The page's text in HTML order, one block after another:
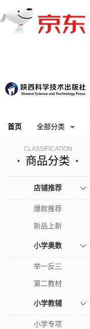
首页 全部分类
CLASSIFICATION
商品分类
店铺推荐
爆款推荐
新品上新
小学奥数
举一反三
第二教材
小学教辅
小学专项